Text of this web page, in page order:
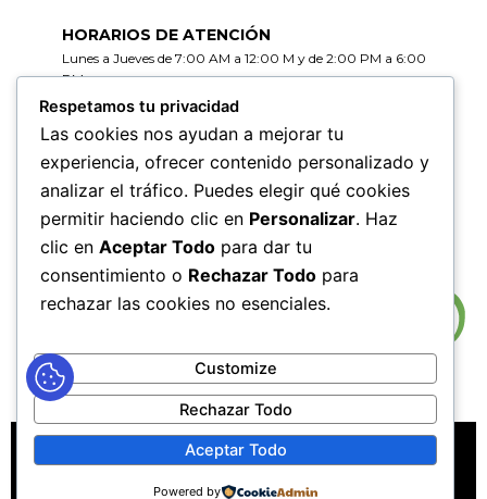
HORARIOS DE ATENCIÓN
Lunes a Jueves de 7:00 AM a 12:00 M y de 2:00 PM a 6:00
PM
Viernes de 7:00 AM a 12:00 M y de 2:00 PM a 5:00 PM
HORARIOS DE RADICACIÓN DE
CORRESPONDENCIA
Lunes a Jueves de 7:30 AM a 11:30 AM y de 2:00 PM a 5:00
PM
Viernes de 7:30 AM a 11:30 PM y de 2:00 PM a 4:00 PM
MAPA DEL SITIOPOLÍTICAS DE PRIVACIDAD
POLÍTICAS DE DERECHOS DE AUTOR
Respetamos tu privacidad
Las cookies nos ayudan a mejorar tu
experiencia, ofrecer contenido personalizado y
analizar el tráfico. Puedes elegir qué cookies
permitir haciendo clic en Personalizar. Haz
clic en Aceptar Todo para dar tu
consentimiento o Rechazar Todo para
rechazar las cookies no esenciales.
Customize
Rechazar Todo
Aceptar Todo
Powered by